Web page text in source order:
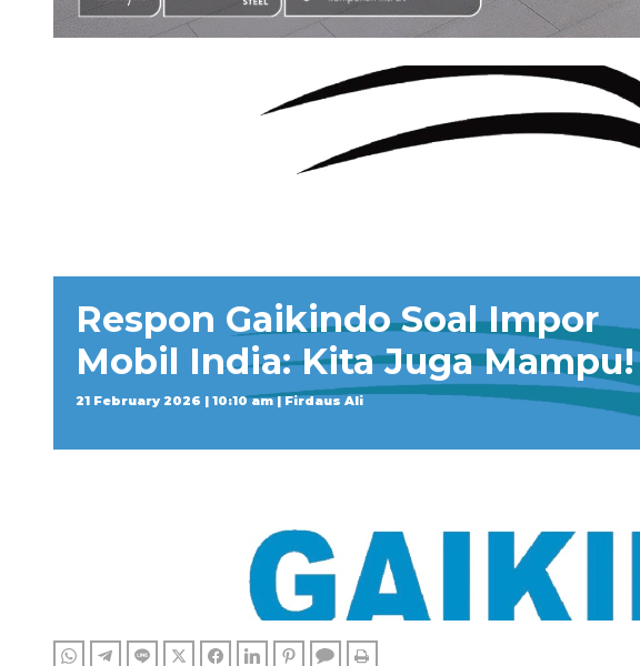
Respon Gaikindo Soal Impor
Mobil India: Kita Juga Mampu!
21 February 2026 | 10:10 am | Firdaus Ali
WHATSAPPTELEGRAM
LINE TWITTERFACEBOOKLINKEDINPINTERESTCOMMENTS